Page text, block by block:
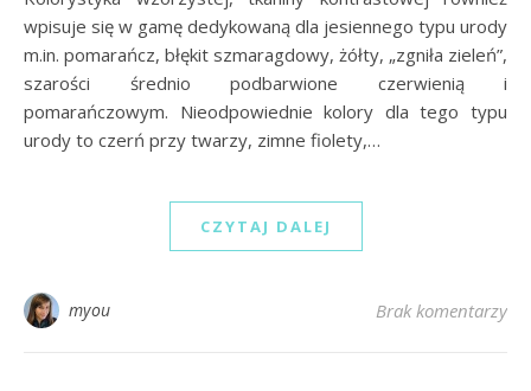
wpisuje się w gamę dedykowaną dla jesiennego typu urody
m.in. pomarańcz, błękit szmaragdowy, żółty, „zgniła zieleń”,
szarości średnio podbarwione czerwienią i
pomarańczowym. Nieodpowiednie kolory dla tego typu
urody to czerń przy twarzy, zimne fiolety,…
CZYTAJ DALEJ
myou Brak komentarzy